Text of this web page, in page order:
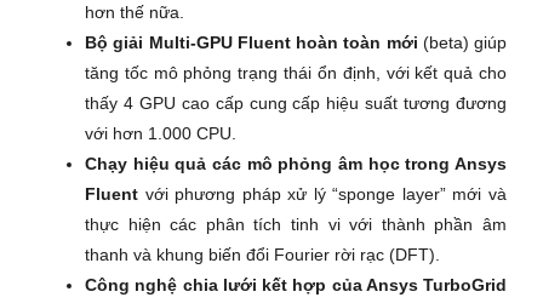
hơn thế nữa.
Bộ giải Multi-GPU Fluent hoàn toàn mới (beta) giúp
tăng tốc mô phỏng trạng thái ổn định, với kết quả cho
thấy 4 GPU cao cấp cung cấp hiệu suất tương đương
với hơn 1.000 CPU.
Chạy hiệu quả các mô phỏng âm học trong Ansys
Fluent với phương pháp xử lý “sponge layer” mới và
thực hiện các phân tích tinh vi với thành phần âm
thanh và khung biến đổi Fourier rời rạc (DFT).
Công nghệ chia lưới kết hợp của Ansys TurboGrid